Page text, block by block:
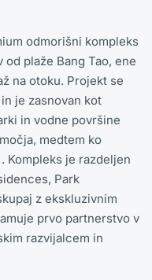
odmorišni kompleks
plaže Bang Tao, ene
na otoku. Projekt se
je zasnovan kot
in vodne površine
medtem ko
Kompleks je razdeljen
Park
z ekskluzivnim
prvo partnerstvo v
razvijalcem in